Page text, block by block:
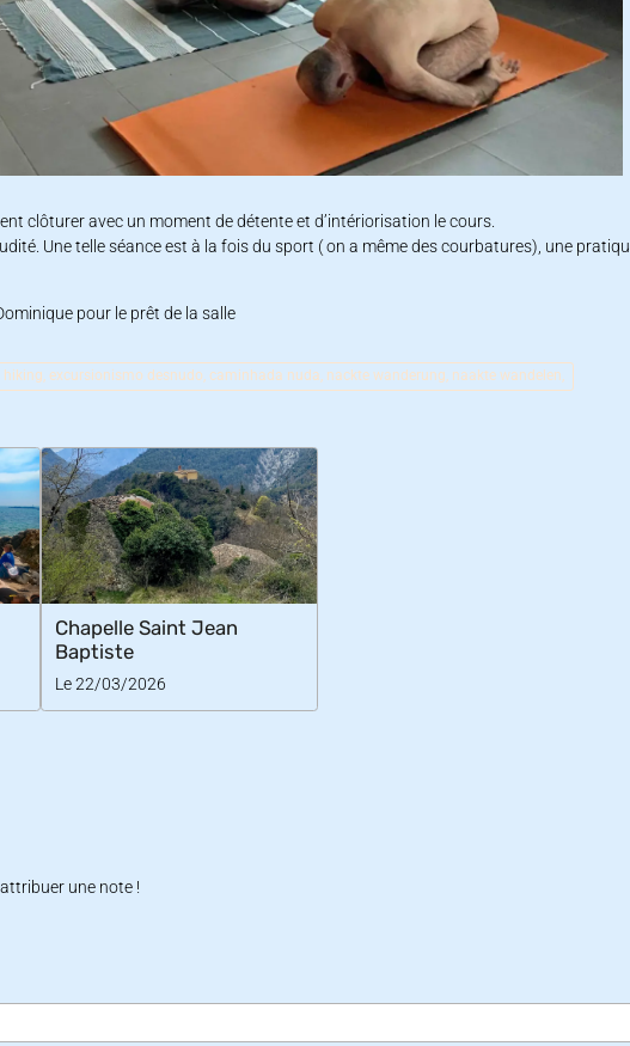
clôturer avec un moment de détente et d’intériorisation le cours.
Une telle séance est à la fois du sport ( on a même des courbatures), une
pour le prêt de la salle
hiking, excursionismo desnudo, caminhada nuda, nackte wanderung, naakte wandelen,
Chapelle Saint Jean
Baptiste
Le 22/03/2026
une note !